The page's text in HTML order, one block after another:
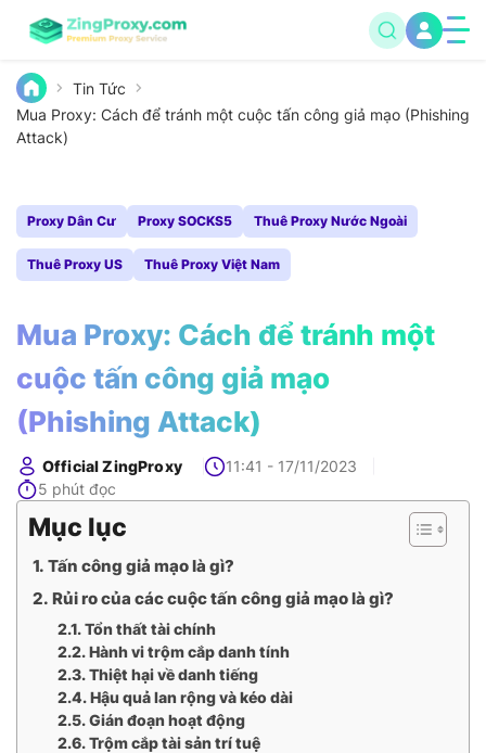
Tin Tức
Mua Proxy: Cách để tránh một cuộc tấn công giả mạo (Phishing
Attack)
Proxy Dân Cư Proxy SOCKS5 Thuê Proxy Nước Ngoài
Thuê Proxy US Thuê Proxy Việt Nam
Mua Proxy: Cách để tránh một
cuộc tấn công giả mạo
(Phishing Attack)
Official ZingProxy
11:41 - 17/11/2023
5 phút đọc
Mục lục
Tấn công giả mạo là gì?
Rủi ro của các cuộc tấn công giả mạo là gì?
Tổn thất tài chính
Hành vi trộm cắp danh tính
Thiệt hại về danh tiếng
Hậu quả lan rộng và kéo dài
Gián đoạn hoạt động
Trộm cắp tài sản trí tuệ